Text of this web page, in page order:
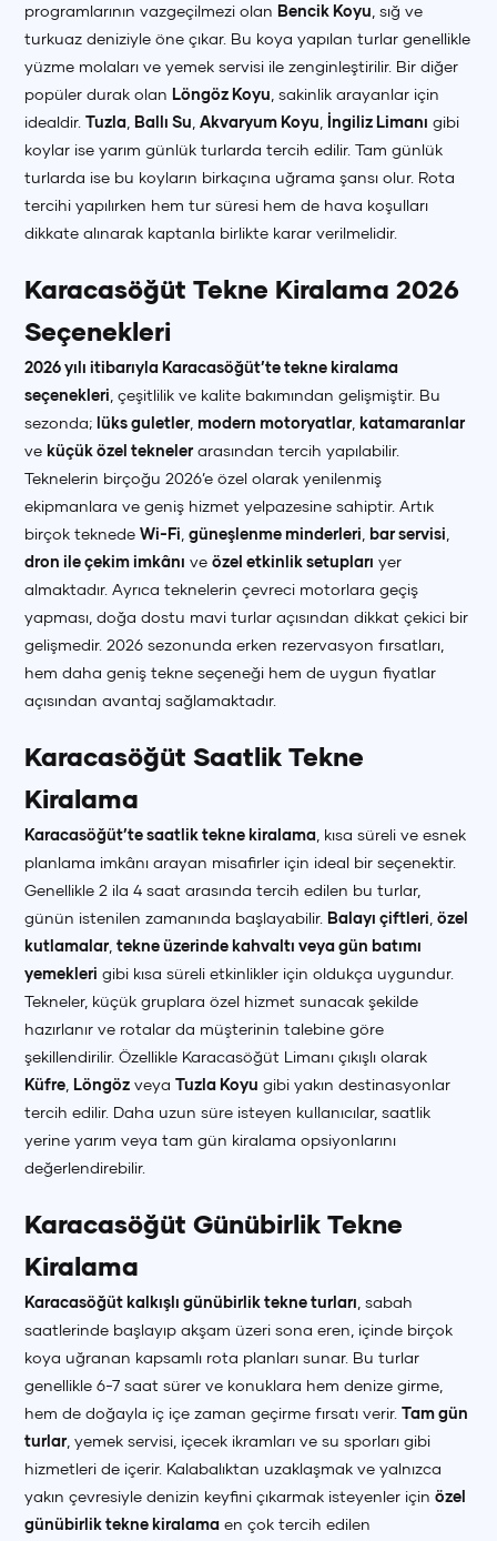
+90 (850) 242 50 50
+90 (850) 242 50 50
programlarının vazgeçilmezi olan Bencik Koyu , sığ ve
turkuaz deniziyle öne çıkar. Bu koya yapılan turlar genellikle
yüzme molaları ve yemek servisi ile zenginleştirilir. Bir diğer
popüler durak olan Löngöz Koyu , sakinlik arayanlar için
idealdir.Tuzla Ballı Su ,Akvaryum Koyu İngiliz Limanı gibi
koylar ise yarım günlük turlarda tercih edilir. Tam günlük
turlarda ise bu koyların birkaçına uğrama şansı olur. Rota
tercihi yapılırken hem tur süresi hem de hava koşulları
dikkate alınarak kaptanla birlikte karar verilmelidir.
Karacasöğüt Tekne Kiralama 2026
Seçenekleri
2026 yılı itibarıyla Karacasöğüt’te tekne kiralama
seçenekleri , çeşitlilik ve kalite bakımından gelişmiştir. Bu
sezonda; lüks guletler modern motoryatlar katamaranlar
ve küçük özel tekneler arasından tercih yapılabilir.
Teknelerin birçoğu 2026’e özel olarak yenilenmiş
ekipmanlara ve geniş hizmet yelpazesine sahiptir. Artık
birçok teknedeWi-Fi ,güneşlenme minderleri bar servisi
dron ile çekim imkânı veözel etkinlik setupları yer
almaktadır. Ayrıca teknelerin çevreci motorlara geçiş
yapması, doğa dostu mavi turlar açısından dikkat çekici bir
gelişmedir. 2026 sezonunda erken rezervasyon fırsatları,
hem daha geniş tekne seçeneği hem de uygun fiyatlar
açısından avantaj sağlamaktadır.
Karacasöğüt Saatlik Tekne
Kiralama
Karacasöğüt’te saatlik tekne kiralama , kısa süreli ve esnek
planlama imkânı arayan misafirler için ideal bir seçenektir.
Genellikle 2 ila 4 saat arasında tercih edilen bu turlar,
günün istenilen zamanında başlayabilir. Balayı çiftleri ,özel
kutlamalar ,tekne üzerinde kahvaltı veya gün batımı
yemekleri gibi kısa süreli etkinlikler için oldukça uygundur.
Tekneler, küçük gruplara özel hizmet sunacak şekilde
hazırlanır ve rotalar da müşterinin talebine göre
şekillendirilir. Özellikle Karacasöğüt Limanı çıkışlı olarak
Küfre Löngöz veyaTuzla Koyu gibi yakın destinasyonlar
tercih edilir. Daha uzun süre isteyen kullanıcılar, saatlik
yerine yarım veya tam gün kiralama opsiyonlarını
değerlendirebilir.
Karacasöğüt Günübirlik Tekne
Kiralama
Karacasöğüt kalkışlı günübirlik tekne turları , sabah
saatlerinde başlayıp akşam üzeri sona eren, içinde birçok
koya uğranan kapsamlı rota planları sunar. Bu turlar
genellikle 6-7 saat sürer ve konuklara hem denize girme,
hem de doğayla iç içe zaman geçirme fırsatı verir.Tam gün
turlar , yemek servisi, içecek ikramları ve su sporları gibi
hizmetleri de içerir. Kalabalıktan uzaklaşmak ve yalnızca
yakın çevresiyle denizin keyfini çıkarmak isteyenler içinözel
günübirlik tekne kiralama en çok tercih edilen
+90 (850) 242 50 50